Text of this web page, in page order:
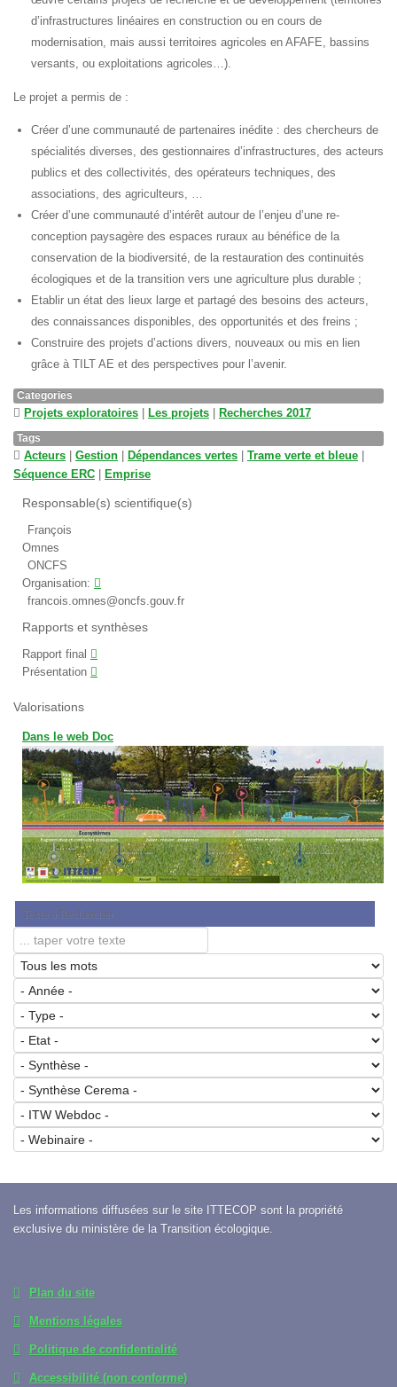
d’infrastructures linéaires en construction ou en cours de
modernisation, mais aussi territoires agricoles en AFAFE, bassins
versants, ou exploitations agricoles…).
Le projet a permis de :
Créer d’une communauté de partenaires inédite : des chercheurs de
spécialités diverses, des gestionnaires d’infrastructures, des acteurs
publics et des collectivités, des opérateurs techniques, des
associations, des agriculteurs, …
Créer d’une communauté d’intérêt autour de l’enjeu d’une re-
conception paysagère des espaces ruraux au bénéfice de la
conservation de la biodiversité, de la restauration des continuités
écologiques et de la transition vers une agriculture plus durable ;
Etablir un état des lieux large et partagé des besoins des acteurs,
des connaissances disponibles, des opportunités et des freins ;
Construire des projets d’actions divers, nouveaux ou mis en lien
grâce à TILT AE et des perspectives pour l’avenir.
Categories
Projets exploratoires Les projets Recherches 2017
Tags
Acteurs Gestion Dépendances vertes Trame verte et bleue
Séquence ERC
Emprise
Responsable(s) scientifique(s)
François
Omnes
ONCFS
Organisation:
francois.omnes@oncfs.gouv.fr
Rapports et synthèses
Rapport final
Présentation
Valorisations
Dans le web Doc
Texte à Rechercher
Les informations diffusées sur le site ITTECOP sont la propriété
exclusive du ministère de la Transition écologique.
Plan du site
Mentions légales
Politique de confidentialité
Accessibilité (non conforme)